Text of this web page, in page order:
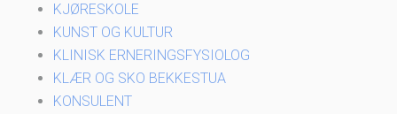
KJØRESKOLE
KUNST OG KULTUR
KLINISK ERNERINGSFYSIOLOG
KLÆR OG SKO BEKKESTUA
KONSULENT